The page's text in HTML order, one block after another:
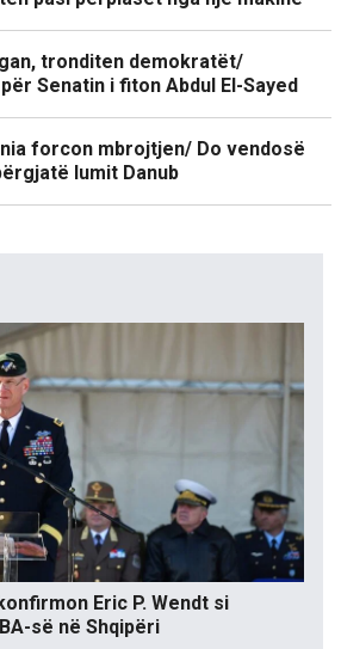
tronditen demokratët/
Senatin i fiton Abdul El-Sayed
forcon mbrojtjen/ Do vendosë
lumit Danub
Eric P. Wendt si
së në Shqipëri